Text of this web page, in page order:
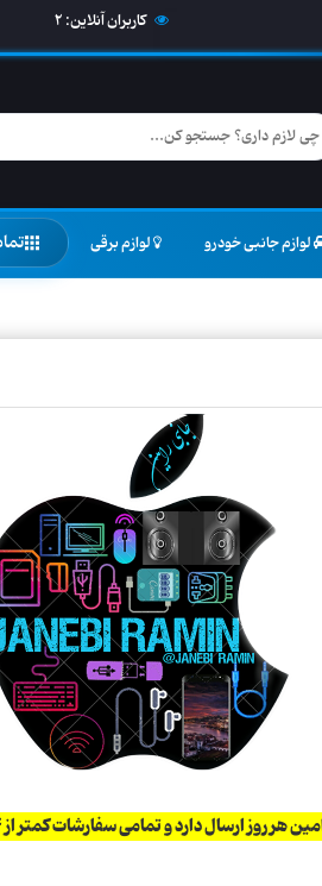
کاربران آنلاین: 2
لوازم جانبی خودرو لوازم برقی